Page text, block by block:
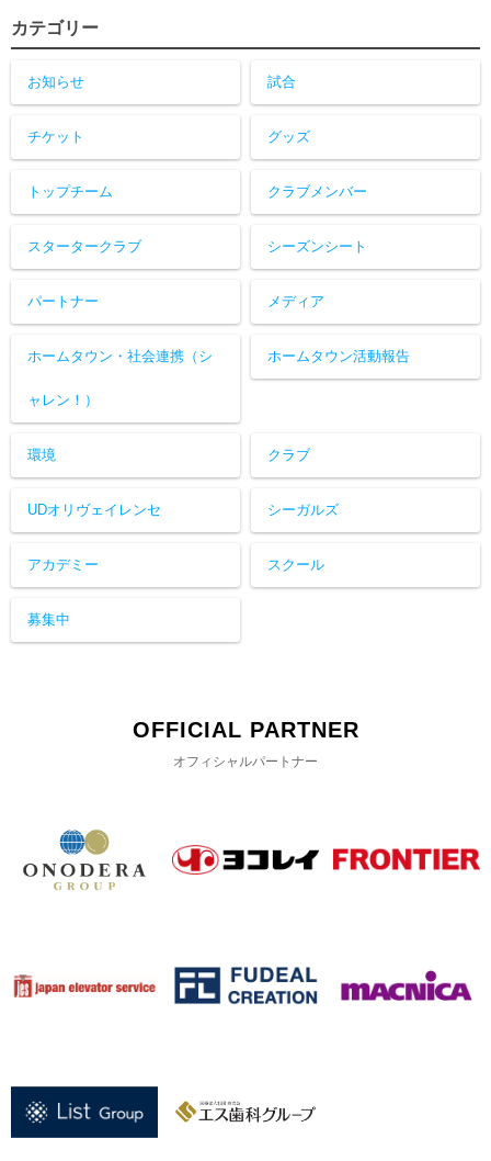
カテゴリー
お知らせ 試合
チケット グッズ
トップチーム クラブメンバー
スタータークラブ シーズンシート
パートナー メディア
ホームタウン・社会連携（シ
ャレン！）
ホームタウン活動報告
環境 クラブ
UDオリヴェイレンセ シーガルズ
アカデミー スクール
募集中
OFFICIAL PARTNER
オフィシャルパートナー